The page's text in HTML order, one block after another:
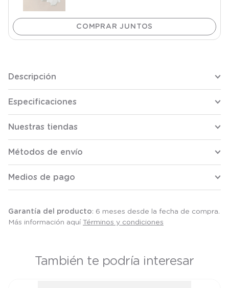
Descripción
Especificaciones
Nuestras tiendas
Métodos de envío
Medios de pago
Garantía del producto: 6 meses desde la fecha de compra.
Más información aquí Términos y condiciones
También te podría interesar